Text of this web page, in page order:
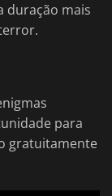
duração mais
para
gratuitamente